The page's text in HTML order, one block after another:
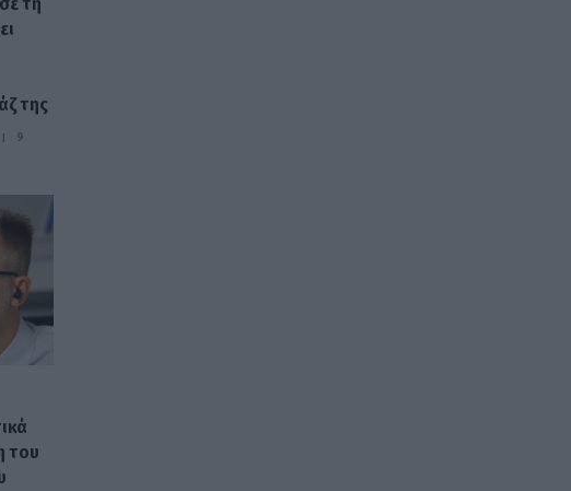
της
9
του